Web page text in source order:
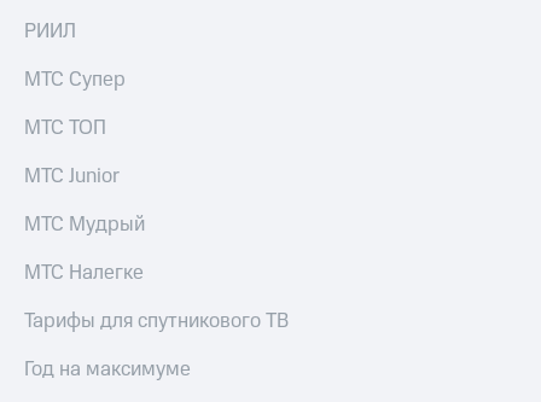
Смартфоны
Наушники
колонки
Умные
часы
трекеры
Умный
РИИЛ
МТС Супер
МТС ТОП
МТС Junior
МТС Мудрый
МТС Налегке
Тарифы для спутникового ТВ
Год на максимуме